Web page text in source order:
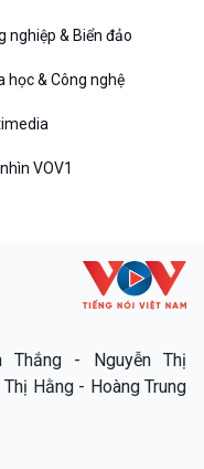
nghiệp & Biển đảo
học & Công nghệ
VOV1
Thắng - Nguyễn Thị
Hằng - Hoàng Trung